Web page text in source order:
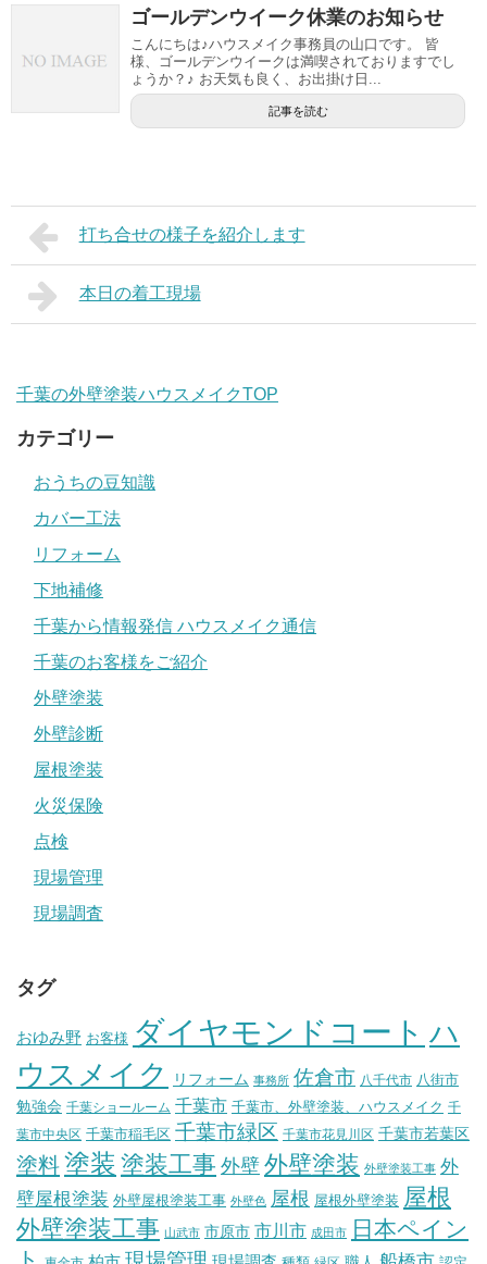
ゴールデンウイーク休業のお知らせ
こんにちは♪ハウスメイク事務員の山口です。 皆
様、ゴールデンウイークは満喫されておりますでし
ょうか？♪ お天気も良く、お出掛け日...
記事を読む
打ち合せの様子を紹介します
本日の着工現場
千葉の外壁塗装ハウスメイクTOP
カテゴリー
おうちの豆知識
カバー工法
リフォーム
下地補修
千葉から情報発信 ハウスメイク通信
千葉のお客様をご紹介
外壁塗装
外壁診断
屋根塗装
火災保険
点検
現場管理
現場調査
タグ
おゆみ野 お客様 ダイヤモンドコート ハ
ウスメイク
リフォーム 事務所 佐倉市 八千代市 八街市
勉強会 千葉ショールーム 千葉市 千葉市、外壁塗装、ハウスメイク 千
葉市中央区 千葉市稲毛区 千葉市緑区 千葉市花見川区 千葉市若葉区
塗料塗装 塗装工事 外壁 外壁塗装 外壁塗装工事 外
壁屋根塗装 外壁屋根塗装工事 外壁色 屋根 屋根外壁塗装 屋根
外壁塗装工事 山武市 市原市 市川市 成田市
日本ペイン
ト